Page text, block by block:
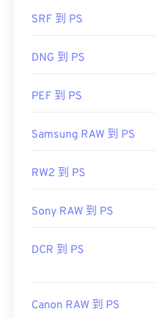
SRF 到 PS
DNG 到 PS
PEF 到 PS
Samsung RAW 到 PS
RW2 到 PS
Sony RAW 到 PS
DCR 到 PS
Canon RAW 到 PS